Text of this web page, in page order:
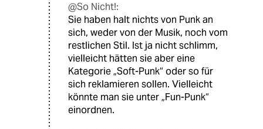
@So Nicht!:
Sie haben halt nichts von Punk an
sich, weder von der Musik, noch vom
restlichen Stil. Ist ja nicht schlimm,
vielleicht hätten sie aber eine
Kategorie „Soft-Punk“ oder so für
sich reklamieren sollen. Vielleicht
könnte man sie unter „Fun-Punk“
einordnen.